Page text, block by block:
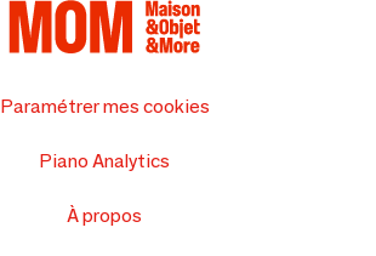
Paramétrer mes cookies
Piano Analytics
À propos